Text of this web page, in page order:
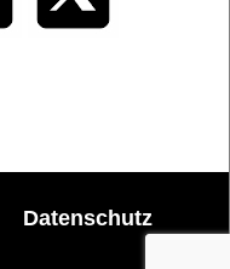
Datenschutz